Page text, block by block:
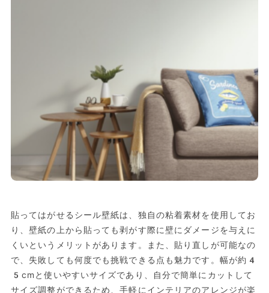
貼ってはがせるシール壁紙は、独自の粘着素材を使用してお
り、壁紙の上から貼っても剥がす際に壁にダメージを与えに
くいというメリットがあります。また、貼り直しが可能なの
で、失敗しても何度でも挑戦できる点も魅力です。幅が約4
5cmと使いやすいサイズであり、自分で簡単にカットして
サイズ調整ができるため、手軽にインテリアのアレンジが楽